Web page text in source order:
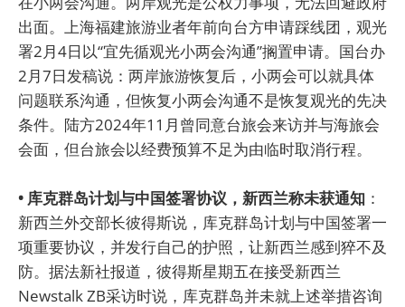
出面。上海福建旅游业者年前向台方申请踩线团，观光
署2月4日以“宜先循观光小两会沟通”搁置申请。国台办
2月7日发稿说：两岸旅游恢复后，小两会可以就具体
问题联系沟通，但恢复小两会沟通不是恢复观光的先决
条件。陆方2024年11月曾同意台旅会来访并与海旅会
会面，但台旅会以经费预算不足为由临时取消行程。
• 库克群岛计划与中国签署协议，新西兰称未获通知 ：
新西兰外交部长彼得斯说，库克群岛计划与中国签署一
项重要协议，并发行自己的护照，让新西兰感到猝不及
防。据法新社报道，彼得斯星期五在接受新西兰
Newstalk ZB采访时说，库克群岛并未就上述举措咨询